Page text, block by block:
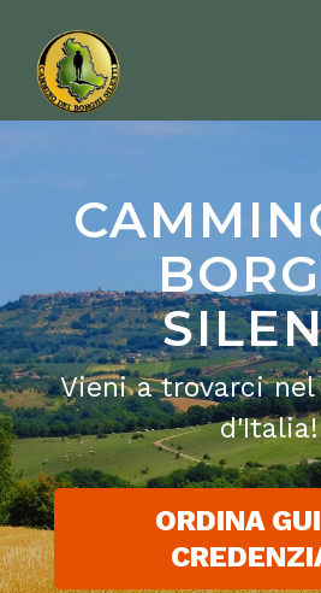
Vieni a trovarci nel
d'Italia!
ORDINA